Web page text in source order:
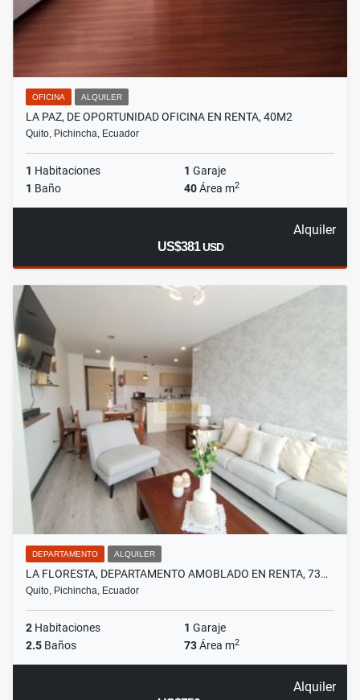
OFICINA ALQUILER
LA PAZ, DE OPORTUNIDAD OFICINA EN RENTA, 40M2
Quito, Pichincha, Ecuador
1 Habitaciones 1 Garaje
1 Baño 40Área m2
Alquiler
US$381USD
DEPARTAMENTO ALQUILER
LA FLORESTA, DEPARTAMENTO AMOBLADO EN RENTA, 73…
Quito, Pichincha, Ecuador
2 Habitaciones 1 Garaje
2.5 Baños 73Área m2
Alquiler